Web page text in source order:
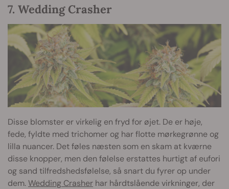
7. Wedding Crasher
Disse blomster er virkelig en fryd for øjet. De er høje,
fede, fyldte med trichomer og har flotte mørkegrønne og
lilla nuancer. Det føles næsten som en skam at kværne
disse knopper, men den følelse erstattes hurtigt af eufori
og sand tilfredshedsfølelse, så snart du fyrer op under
dem.Wedding Crasher har hårdtslående virkninger, der